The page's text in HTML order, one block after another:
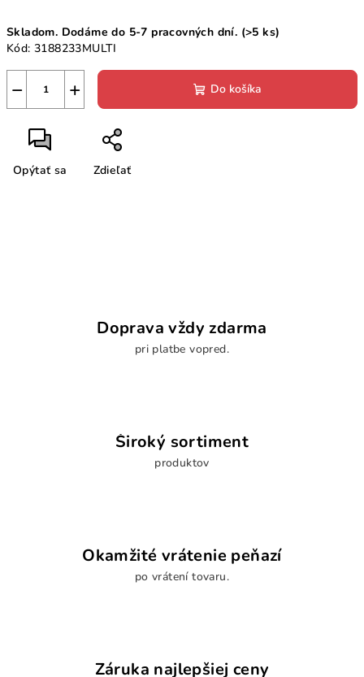
cena:
Skladom. Dodáme do 5-7 pracovných dní. (>5 ks)
Kód: 3188233MULTI
+
− Do košíka
Opýtať sa Zdieľať
Doprava vždy zdarma
pri platbe vopred.
Široký sortiment
produktov
Okamžité vrátenie peňazí
po vrátení tovaru.
Záruka najlepšiej ceny